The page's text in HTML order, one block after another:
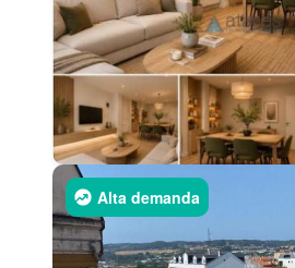
Alta demanda